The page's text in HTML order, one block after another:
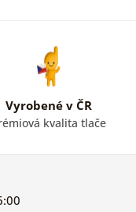
Vyrobené v ČR
kvalita tlače